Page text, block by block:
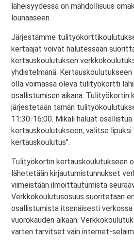
läheisyydessä on mahdollisuus
lounaaseen.
Järjestämme
kertaajat voivat halutessaan
kertauskoulutuksen
yhdistelmänä.
olla voimassa oleva tulityökortti
osallistumisen aikana. Tulityökortin
järjestetään tämän
11:30-16:00. Mikäli haluat osallistua
kertauskoulutukseen, valitse
kertauskoulutus".
Tulityökortin kertauskoulutukseen
lähetetään kirjautumistunnukset
viimeistään ilmoittautumista
Verkkokoulutusosuus suoritetaan
osallistumista itsenäisesti verkossa
vuorokauden aikaan.
varten tarvitset vain internet-